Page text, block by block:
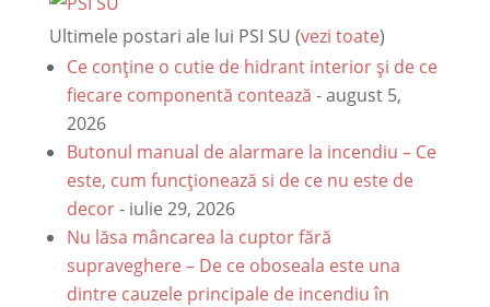
Ultimele postari ale lui PSI SU (vezi toate)
Ce conține o cutie de hidrant interior și de ce
fiecare componentă contează - august 5,
2026
Butonul manual de alarmare la incendiu – Ce
este, cum funcționează si de ce nu este de
decor- iulie 29, 2026
Nu lăsa mâncarea la cuptor fără
supraveghere – De ce oboseala este una
dintre cauzele principale de incendiu în